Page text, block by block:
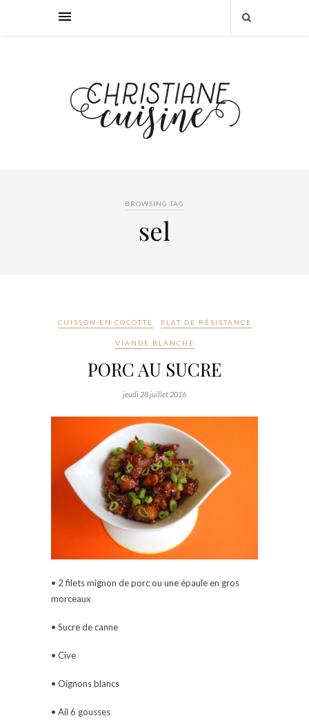
BROWSING TAG
sel
CUISSON EN COCOTTE PLAT DE RÉSISTANCE
VIANDE BLANCHE
PORC AU SUCRE
jeudi 28 juillet 2016
• 2 filets mignon de porc ou une épaule en gros
morceaux
• Sucre de canne
• Cive
• Oignons blancs
• Ail 6 gousses